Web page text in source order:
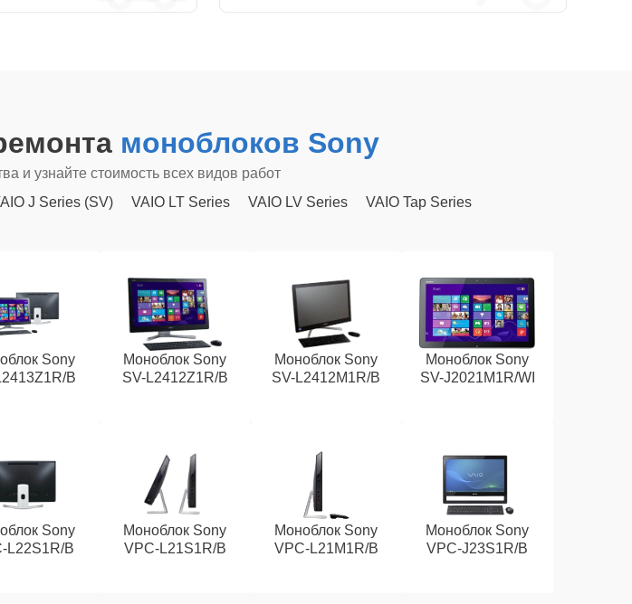
моноблоков Sony
и узнайте стоимость всех видов работ
J Series (SV) VAIO LT Series VAIO LV Series VAIO Tap Series
Sony
B
Моноблок Sony
SV-L2412Z1R/B
Моноблок Sony
SV-L2412M1R/B
Моноблок Sony
SV-J2021M1R/WI
Sony
L22S1R/B
Моноблок Sony
VPC-L21S1R/B
Моноблок Sony
VPC-L21M1R/B
Моноблок Sony
VPC-J23S1R/B